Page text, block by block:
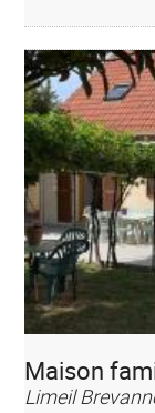
Maison
Limeil